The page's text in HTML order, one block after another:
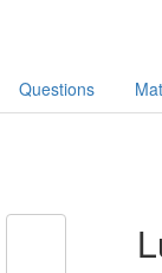
Questions